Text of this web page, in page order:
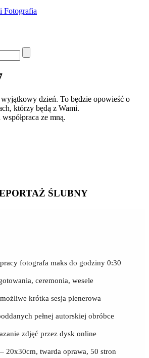
dzień. To będzie opowieść o
którzy będą z Wami.
ze mną.
ŚLUBNY
fotografa maks do godziny 0:30
ceremonia, wesele
krótka sesja plenerowa
pełnej autorskiej obróbce
zdjęć przez dysk online
20x30cm, twarda oprawa, 50 stron